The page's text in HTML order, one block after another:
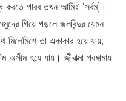
করতে পারব তখন আমিই ‘সর্বম্’।
গিয়ে পড়লে জলবিন্দুর যেমন
তা একাকার হয়ে যায়,
হয়ে যায়। জীবাত্মা পরমাত্মায়